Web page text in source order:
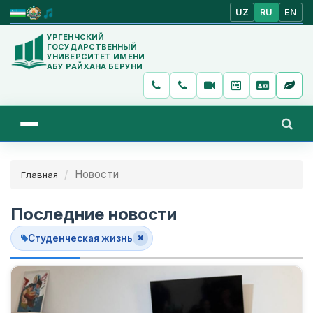
UZ RU EN
УРГЕНЧСКИЙ
ГОСУДАРСТВЕННЫЙ
УНИВЕРСИТЕТ ИМЕНИ
АБУ РАЙХАНА БЕРУНИ
Главная Новости
Последние новости
Студенческая жизнь